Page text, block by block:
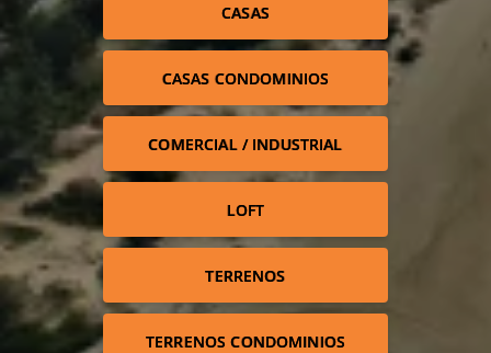
CASAS
CASAS CONDOMINIOS
COMERCIAL / INDUSTRIAL
LOFT
TERRENOS
TERRENOS CONDOMINIOS